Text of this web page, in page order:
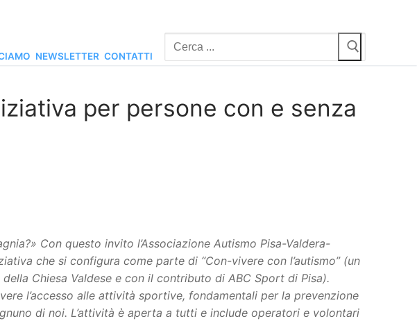
NEWSLETTER CONTATTI
Cerca:
per persone con e senza
Con questo invito l’Associazione Autismo Pisa-Valdera-
che si configura come parte di “Con-vivere con l’autismo” (un
Chiesa Valdese e con il contributo di ABC Sport di Pisa).
l’accesso alle attività sportive, fondamentali per la prevenzione
di noi. L’attività è aperta a tutti e include operatori e volontari